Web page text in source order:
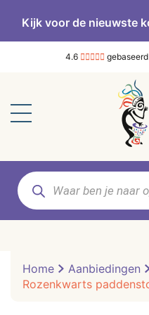
Kijk voor de nieuwste
4.6
Producten
zoeken
Home
Aanbiedingen
Rozenkwarts